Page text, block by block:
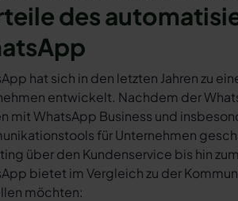
des
hat sich in den letzten Jahren zu
entwickelt. Nachdem der
mit WhatsApp Business und
für Unternehmen
über den Kundenservice bis hin
bietet im Vergleich zu der
möchten: